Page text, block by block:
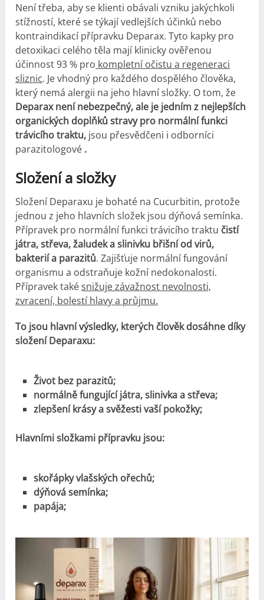
Není třeba, aby se klienti obávali vzniku jakýchkoli
stížností, které se týkají vedlejších účinků nebo
kontraindikací přípravku Deparax. Tyto kapky pro
detoxikaci celého těla mají klinicky ověřenou
účinnost 93 % pro kompletní očistu a regeneraci
sliznic. Je vhodný pro každého dospělého člověka,
který nemá alergii na jeho hlavní složky. O tom, že
Deparax není nebezpečný, ale je jedním z nejlepších
organických doplňků stravy pro normální funkci
trávicího traktu, jsou přesvědčeni i odborníci
parazitologové .
Složení a složky
Složení Deparaxu je bohaté na Cucurbitin, protože
jednou z jeho hlavních složek jsou dýňová semínka.
Přípravek pro normální funkci trávicího traktu čistí
játra, střeva, žaludek a slinivku břišní od virů,
bakterií a parazitů. Zajišťuje normální fungování
organismu a odstraňuje kožní nedokonalosti.
Přípravek takésnižuje závažnost nevolnosti,
zvracení, bolestí hlavy a průjmu.
To jsou hlavní výsledky, kterých člověk dosáhne díky
složení Deparaxu:
Život bez parazitů;
normálně fungující játra, slinivka a střeva;
zlepšení krásy a svěžesti vaší pokožky;
Hlavními složkami přípravku jsou:
skořápky vlašských ořechů;
dýňová semínka;
papája;